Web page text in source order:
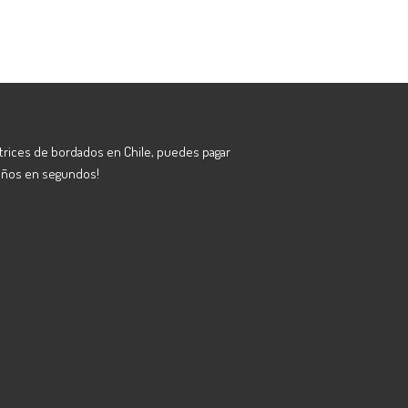
de bordados en Chile, puedes pagar
en segundos!